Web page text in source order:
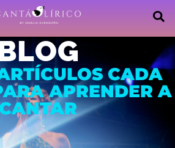
CADA
APRENDER A